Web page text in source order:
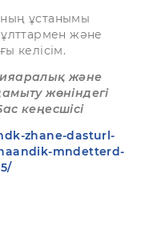
ұстанымы
ұлттармен және
келісім.
және
жөніндегі
кеңесшісі
zhane-dasturl-
mndetterd-